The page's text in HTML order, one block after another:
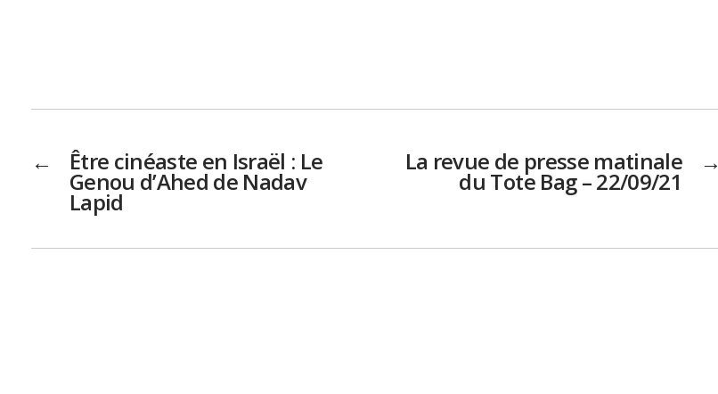
← Être cinéaste en Israël : Le
Genou d’Ahed de Nadav
Lapid
→
La revue de presse matinale
du Tote Bag – 22/09/21